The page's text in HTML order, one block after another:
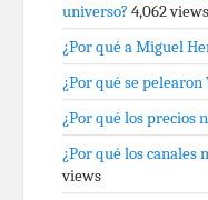
universo? 4,062 views
¿Por qué a Miguel
¿Por qué se
¿Por qué los precios
¿Por qué los canales
views